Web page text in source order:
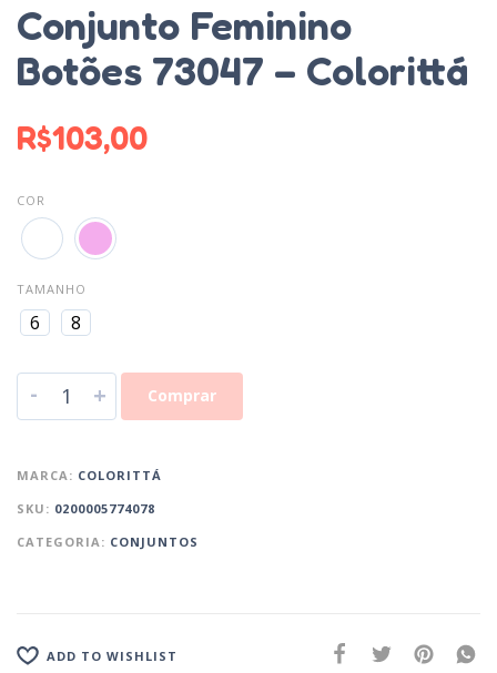
Conjunto Feminino
Botões 73047 – Colorittá
R$103,00
COR
TAMANHO
6 8
- + Comprar
MARCA: COLORITTÁ
SKU: 0200005774078
CATEGORIA: CONJUNTOS
ADD TO WISHLIST